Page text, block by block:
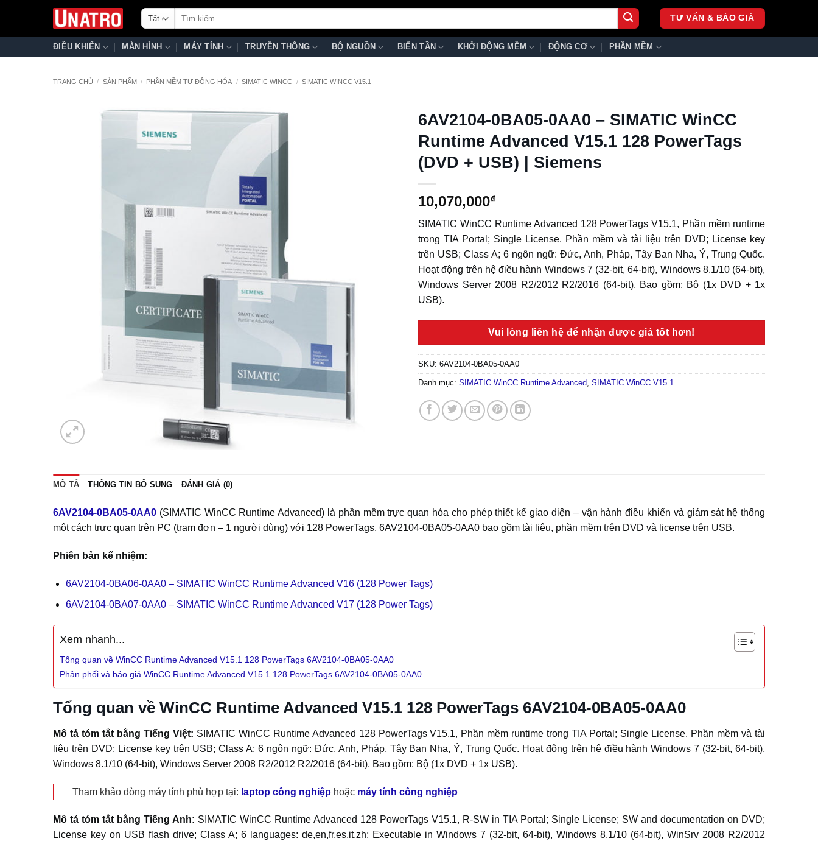
nội
TƯ VẤN & BÁO GIÁ
ĐIỀU KHIỂN MÀN HÌNH MÁY TÍNH TRUYỀN THÔNG BỘ NGUỒN BIẾN TẦN KHỞI ĐỘNG MỀM ĐỘNG CƠ PHẦN MỀM
TRANG CHỦ / SẢN PHẨM / PHẦN MỀM TỰ ĐỘNG HÓA / SIMATIC WINCC / SIMATIC WINCC V15.1
6AV2104-0BA05-0AA0 – SIMATIC WinCC
Runtime Advanced V15.1 128 PowerTags
(DVD + USB) | Siemens
10,070,000₫
SIMATIC WinCC Runtime Advanced 128 PowerTags V15.1, Phần mềm runtime
trong TIA Portal; Single License. Phần mềm và tài liệu trên DVD; License key
trên USB; Class A; 6 ngôn ngữ: Đức, Anh, Pháp, Tây Ban Nha, Ý, Trung Quốc.
Hoạt động trên hệ điều hành Windows 7 (32-bit, 64-bit), Windows 8.1/10 (64-bit),
Windows Server 2008 R2/2012 R2/2016 (64-bit). Bao gồm: Bộ (1x DVD + 1x
USB).
Vui lòng liên hệ để nhận được giá tốt hơn!
SKU: 6AV2104-0BA05-0AA0
Danh mục: SIMATIC WinCC Runtime Advanced SIMATIC WinCC V15.1
MÔ TẢ THÔNG TIN BỔ SUNG ĐÁNH GIÁ (0)
6AV2104-0BA05-0AA0 (SIMATIC WinCC Runtime Advanced) là phần mềm trực quan hóa cho phép thiết kế giao diện – vận hành điều khiển và giám sát hệ thống
một cách trực quan trên PC (trạm đơn – 1 người dùng) với 128 PowerTags. 6AV2104-0BA05-0AA0 bao gồm tài liệu, phần mềm trên DVD và license trên USB.
Phiên bản kế nhiệm:
6AV2104-0BA06-0AA0 – SIMATIC WinCC Runtime Advanced V16 (128 Power Tags)
6AV2104-0BA07-0AA0 – SIMATIC WinCC Runtime Advanced V17 (128 Power Tags)
Xem nhanh...
Tổng quan về WinCC Runtime Advanced V15.1 128 PowerTags 6AV2104-0BA05-0AA0
Phân phối và báo giá WinCC Runtime Advanced V15.1 128 PowerTags 6AV2104-0BA05-0AA0
Tổng quan về WinCC Runtime Advanced V15.1 128 PowerTags 6AV2104-0BA05-0AA0
Mô tả tóm tắt bằng Tiếng Việt: SIMATIC WinCC Runtime Advanced 128 PowerTags V15.1, Phần mềm runtime trong TIA Portal; Single License. Phần mềm và tài
liệu trên DVD; License key trên USB; Class A; 6 ngôn ngữ: Đức, Anh, Pháp, Tây Ban Nha, Ý, Trung Quốc. Hoạt động trên hệ điều hành Windows 7 (32-bit, 64-bit),
Windows 8.1/10 (64-bit), Windows Server 2008 R2/2012 R2/2016 (64-bit). Bao gồm: Bộ (1x DVD + 1x USB).
Tham khảo dòng máy tính phù hợp tại: laptop công nghiệp hoặc máy tính công nghiệp
Mô tả tóm tắt bằng Tiếng Anh: SIMATIC WinCC Runtime Advanced 128 PowerTags V15.1, R-SW in TIA Portal; Single License; SW and documentation on DVD;
License key on USB flash drive; Class A; 6 languages: de,en,fr,es,it,zh; Executable in Windows 7 (32-bit, 64-bit), Windows 8.1/10 (64-bit), WinSrv 2008 R2/2012